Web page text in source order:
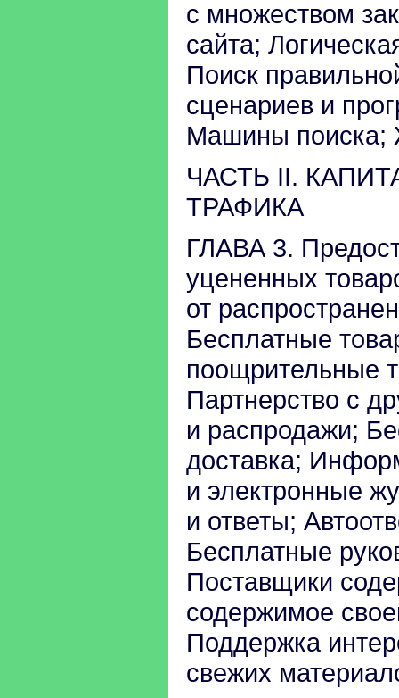
с множеством
сайта;
Поиск
сценариев и
Машины поиска;
ЧАСТЬ II.
ТРАФИКА
ГЛАВА 3.
уцененных
от
Бесплатные
поощрительные
Партнерство с
и распродажи;
доставка;
и электронные
и ответы;
Бесплатные
Поставщики
содержимое
Поддержка
свежих